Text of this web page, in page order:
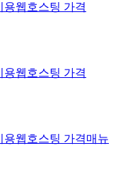
용웹호스팅 가격
용웹호스팅 가격
용웹호스팅 가격매뉴